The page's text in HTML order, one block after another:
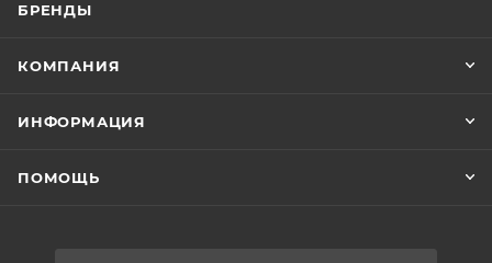
БРЕНДЫ
КОМПАНИЯ
ИНФОРМАЦИЯ
ПОМОЩЬ